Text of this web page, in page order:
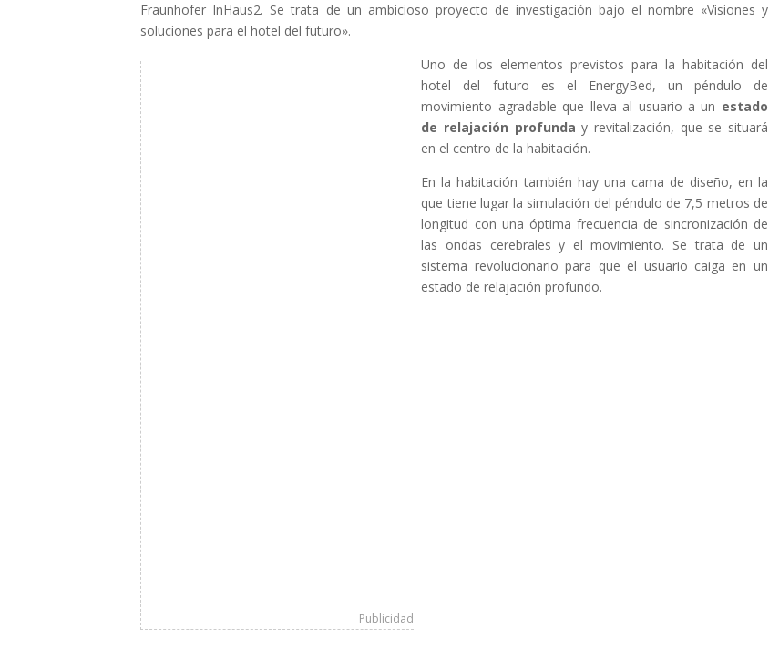
Fraunhofer InHaus2. Se trata de un ambicioso proyecto de investigación bajo el nombre «Visiones y
soluciones para el hotel del futuro».
Publicidad
Uno de los elementos previstos para la habitación del
hotel del futuro es el EnergyBed, un péndulo de
movimiento agradable que lleva al usuario a un estado
de relajación profunda y revitalización, que se situará
en el centro de la habitación.
En la habitación también hay una cama de diseño, en la
que tiene lugar la simulación del péndulo de 7,5 metros de
longitud con una óptima frecuencia de sincronización de
las ondas cerebrales y el movimiento. Se trata de un
sistema revolucionario para que el usuario caiga en un
estado de relajación profundo.